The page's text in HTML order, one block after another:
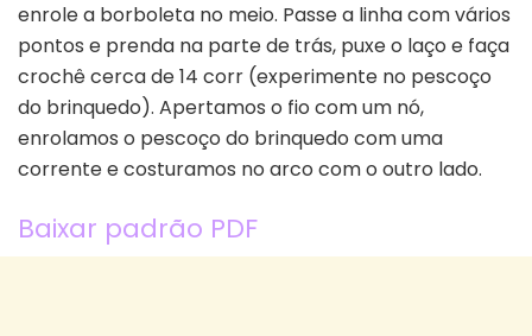
enrole a borboleta no meio. Passe a linha com vários
pontos e prenda na parte de trás, puxe o laço e faça
crochê cerca de 14 corr (experimente no pescoço
do brinquedo). Apertamos o fio com um nó,
enrolamos o pescoço do brinquedo com uma
corrente e costuramos no arco com o outro lado.
Baixar padrão PDF